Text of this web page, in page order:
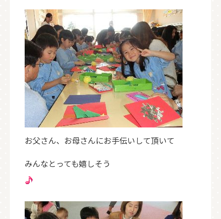
お父さん、お母さんにお手伝いして頂いて
みんなとっても嬉しそう